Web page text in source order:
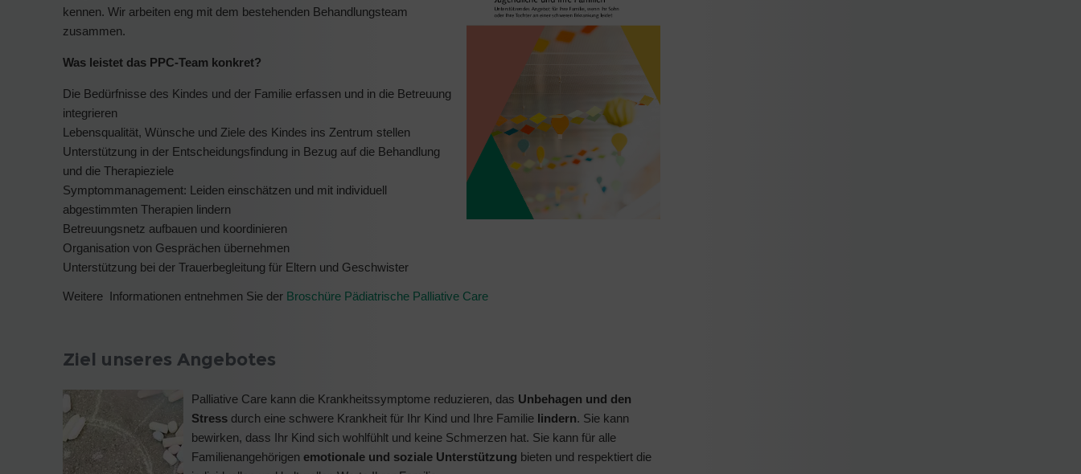
kennen. Wir arbeiten eng mit dem bestehenden Behandlungsteam
zusammen.
Was leistet das PPC-Team konkret?
Die Bedürfnisse des Kindes und der Familie erfassen und in die Betreuung
integrieren
Lebensqualität, Wünsche und Ziele des Kindes ins Zentrum stellen
Unterstützung in der Entscheidungsfindung in Bezug auf die Behandlung
und die Therapieziele
Symptommanagement: Leiden einschätzen und mit individuell
abgestimmten Therapien lindern
Betreuungsnetz aufbauen und koordinieren
Organisation von Gesprächen übernehmen
Unterstützung bei der Trauerbegleitung für Eltern und Geschwister
Weitere Informationen entnehmen Sie der Broschüre Pädiatrische Palliative Care
Ziel unseres Angebotes
Palliative Care kann die Krankheitssymptome reduzieren, das Unbehagen und den
Stress durch eine schwere Krankheit für Ihr Kind und Ihre Familie lindern. Sie kann
bewirken, dass Ihr Kind sich wohlfühlt und keine Schmerzen hat. Sie kann für alle
Familienangehörigen emotionale und soziale Unterstützung bieten und respektiert die